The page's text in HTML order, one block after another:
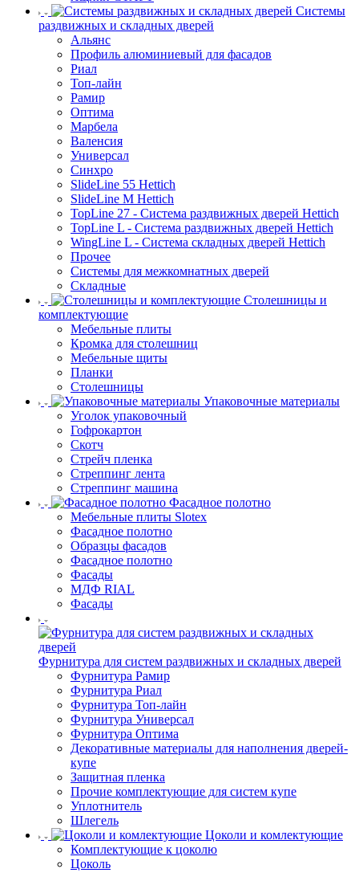
Системы
раздвижных и складных дверей
Альянс
Профиль алюминиевый для фасадов
Риал
Топ-лайн
Рамир
Оптима
Марбела
Валенсия
Универсал
Синхро
SlideLine 55 Hettich
SlideLine M Hettich
TopLine 27 - Система раздвижных дверей Hettich
TopLine L - Система раздвижных дверей Hettich
WingLine L - Система складных дверей Hettich
Прочее
Системы для межкомнатных дверей
Складные
Столешницы и
комплектующие
Мебельные плиты
Кромка для столешниц
Мебельные щиты
Планки
Столешницы
Упаковочные материалы
Уголок упаковочный
Гофрокартон
Скотч
Стрейч пленка
Стреппинг лента
Стреппинг машина
Фасадное полотно
Мебельные плиты Slotex
Фасадное полотно
Образцы фасадов
Фасадное полотно
Фасады
МДФ RIAL
Фасады
Фурнитура для систем раздвижных и складных дверей
Фурнитура Рамир
Фурнитура Риал
Фурнитура Топ-лайн
Фурнитура Универсал
Фурнитура Оптима
Декоративные материалы для наполнения дверей-
купе
Защитная пленка
Прочие комплектующие для систем купе
Уплотнитель
Шлегель
Цоколи и комлектующие
Комплектующие к цоколю
Цоколь